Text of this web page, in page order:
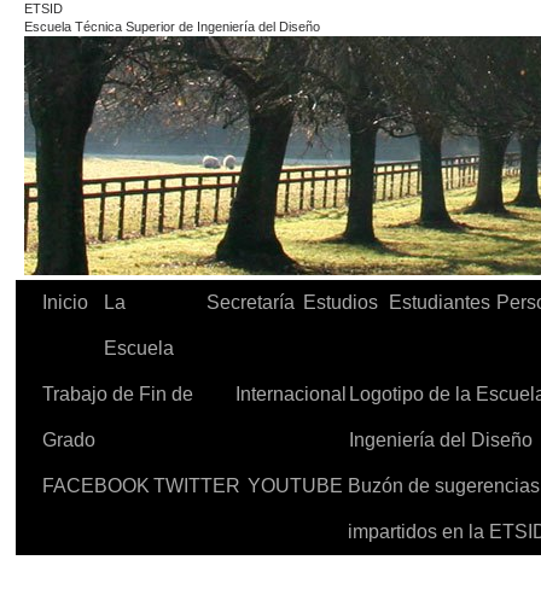
ETSID
Escuela Técnica Superior de Ingeniería del Diseño
Inicio La
Escuela
Secretaría Estudios Estudiantes
Trabajo de Fin de
Grado
Internacional Logotipo de la
Ingeniería del Diseño
FACEBOOK TWITTER YOUTUBE Buzón de
impartidos en la